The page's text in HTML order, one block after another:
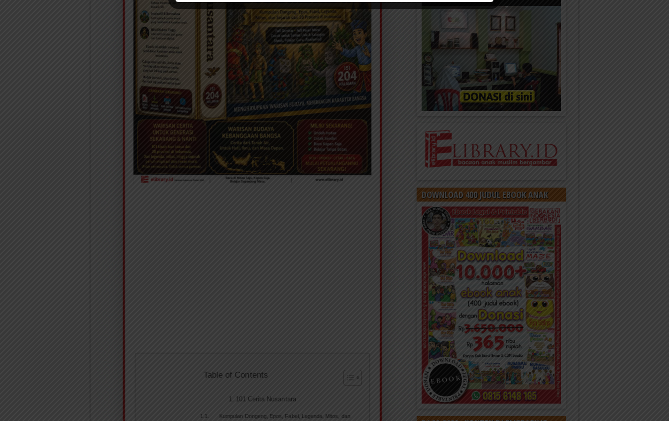
Table of Contents
101 Cerita Nusantara
Kumpulan Dongeng, Epos, Fabel, Legenda, Mitos, dan
DOWNLOAD 400 JUDUL EBOOK ANAK